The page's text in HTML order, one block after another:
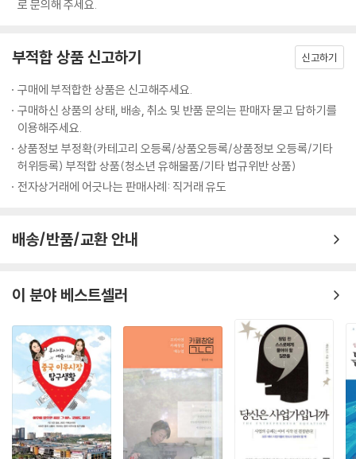
5장. 딥테크의 성장과 딥테크가 필요한 영역
01. 딥테크가 성장하는 환경
새로운 플랫폼 기술의 등장 | 낮아진 신기술 진입 장벽 | 혁신의 가속 | 축적
된 투자자본 | 정부의 역할 변화 | 위기는 곧 새로운 사업 기회
02. 딥테크가 발전하는 과정
03. 딥테크가 필요한 영역
04. 주요 영역의 탄소배출 동향
전기(발전) | 소재 | 인프라 | 기타
규모 현황 | 지역별 딥테크 스타트업 분포 현황
02. 딥테크 정책 동향
일본 | 유럽 | 기타 국가 | 우리나라
03. 민간투자 동향
투자기관 및 투자 동향 | 미국 및 유럽의 투자 동향 | 민간투자 동향(기관투
자) | 개인 투자자의 동향 | 투자기관의 위험 축소 및 기업의 투자 영역
로 문의해 주세요.
부적합 상품 신고하기 신고하기
구매에 부적합한 상품은 신고해주세요.
구매하신 상품의 상태, 배송, 취소 및 반품 문의는 판매자 묻고 답하기를
이용해주세요.
상품정보 부정확(카테고리 오등록/상품오등록/상품정보 오등록/기타
허위등록) 부적합 상품(청소년 유해물품/기타 법규위반 상품)
전자상거래에 어긋나는 판매사례: 직거래 유도
배송/반품/교환 안내
이 분야 베스트셀러